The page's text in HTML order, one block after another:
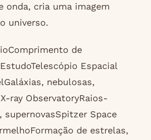
onda, cria uma imagem
universo.
de
Espacial
nebulosas,
ray ObservatoryRaios-
supernovasSpitzer Space
de estrelas,